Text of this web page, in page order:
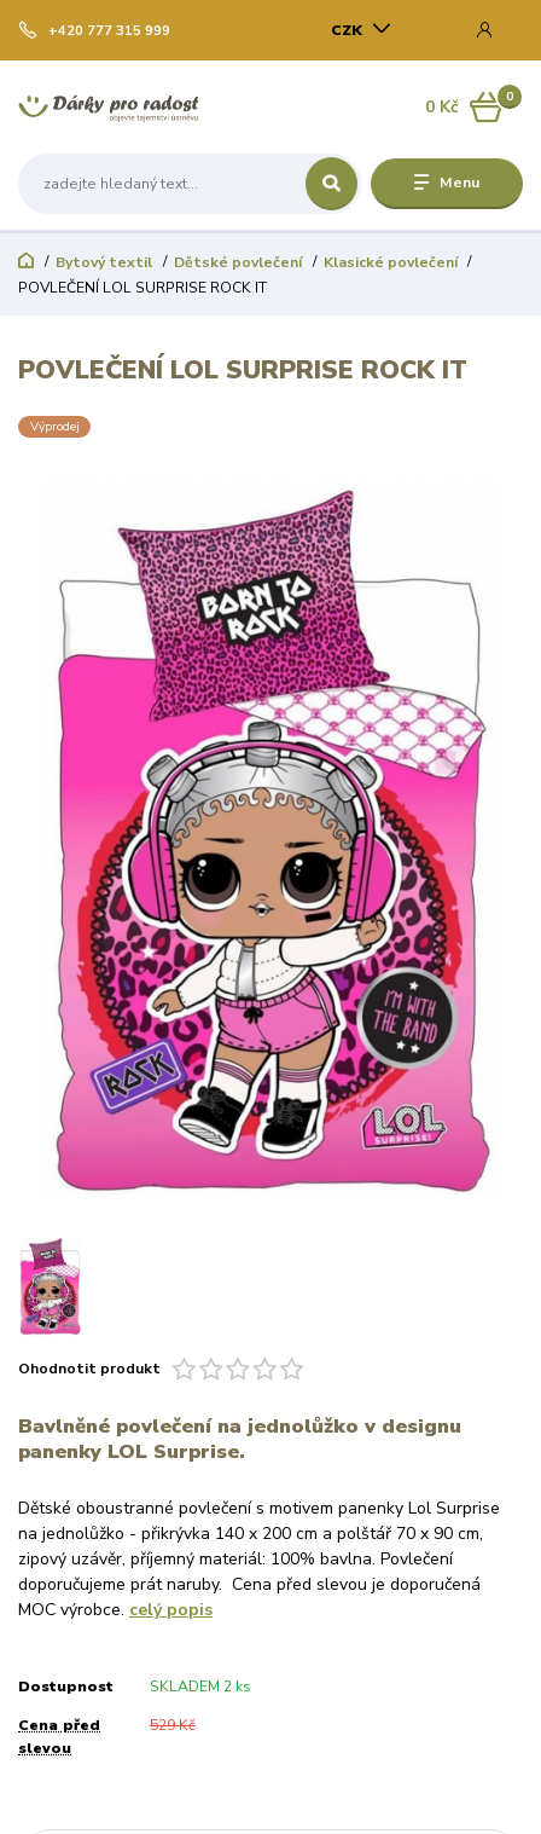
Menu
CZK
+420 777 315 999
0
0 Kč
Bytový textil Dětské povlečení
Klasické povlečení
POVLEČENÍ LOL SURPRISE ROCK IT
POVLEČENÍ LOL SURPRISE ROCK IT
Výprodej
Ohodnotit produkt
Bavlněné povlečení na jednolůžko v designu
panenky LOL Surprise.
Dětské oboustranné povlečení s motivem panenky Lol Surprise
na jednolůžko - přikrývka 140 x 200 cm a polštář 70 x 90 cm,
zipový uzávěr, příjemný materiál: 100% bavlna. Povlečení
doporučujeme prát naruby. Cena před slevou je doporučená
MOC výrobce. celý popis
Dostupnost SKLADEM 2 ks
Cena před
slevou
529 Kč